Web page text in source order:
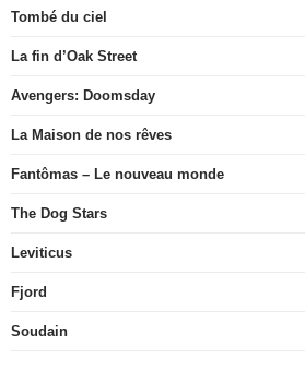
Tombé du ciel
La fin d’Oak Street
Avengers: Doomsday
La Maison de nos rêves
Fantômas – Le nouveau monde
The Dog Stars
Leviticus
Fjord
Soudain